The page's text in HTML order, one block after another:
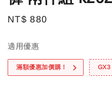
Regular
NT$ 880
適用優惠
滿額優惠加價購！ GX3